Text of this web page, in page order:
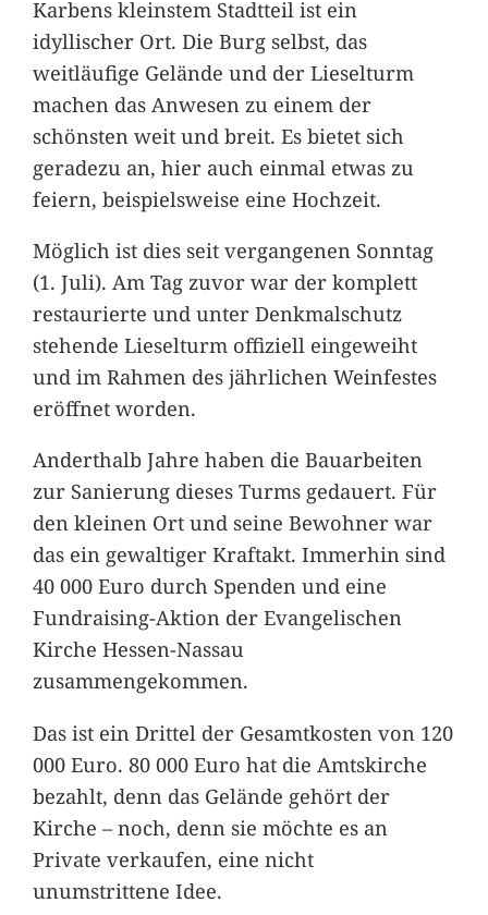
Karbens kleinstem Stadtteil ist ein
idyllischer Ort. Die Burg selbst, das
weitläufige Gelände und der Lieselturm
machen das Anwesen zu einem der
schönsten weit und breit. Es bietet sich
geradezu an, hier auch einmal etwas zu
feiern, beispielsweise eine Hochzeit.
Möglich ist dies seit vergangenen Sonntag
(1. Juli). Am Tag zuvor war der komplett
restaurierte und unter Denkmalschutz
stehende Lieselturm offiziell eingeweiht
und im Rahmen des jährlichen Weinfestes
eröffnet worden.
Anderthalb Jahre haben die Bauarbeiten
zur Sanierung dieses Turms gedauert. Für
den kleinen Ort und seine Bewohner war
das ein gewaltiger Kraftakt. Immerhin sind
40 000 Euro durch Spenden und eine
Fundraising-Aktion der Evangelischen
Kirche Hessen-Nassau
zusammengekommen.
Das ist ein Drittel der Gesamtkosten von 120
000 Euro. 80 000 Euro hat die Amtskirche
bezahlt, denn das Gelände gehört der
Kirche – noch, denn sie möchte es an
Private verkaufen, eine nicht
unumstrittene Idee.